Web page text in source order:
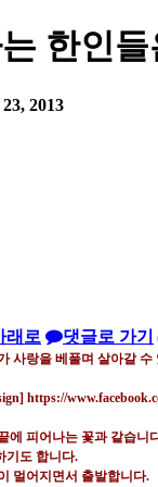
한인
23, 2013
래로 댓글로 가기
사랑을 베풀며 살아갈 수
에 피어나는 꽃과 같습니
기도 합니다.
멀어지면서 출발합니다.